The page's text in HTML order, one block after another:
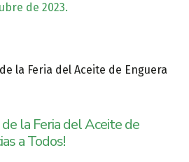
de 2023.
la Feria del Aceite de
a Todos!